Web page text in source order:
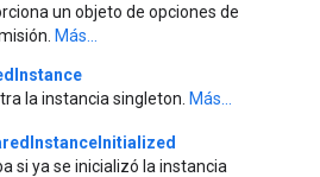
un objeto de opciones de
Más...
la instancia singleton. Más...
si ya se inicializó la instancia